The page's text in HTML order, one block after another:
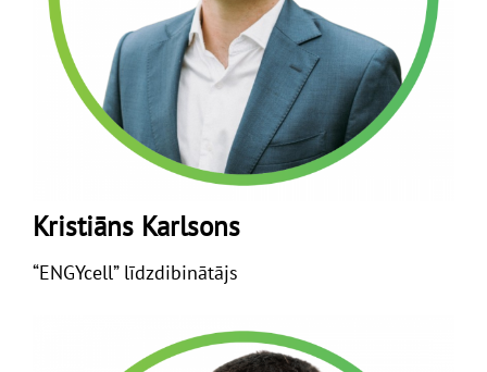
Kristiāns Karlsons
“ENGYcell” līdzdibinātājs